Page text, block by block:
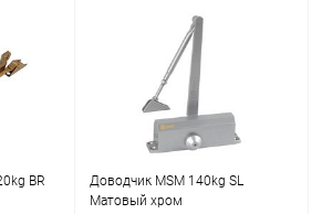
BR
Доводчик MSM 140kg SL
Матовый хром